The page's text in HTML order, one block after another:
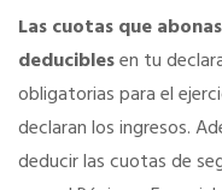
Despachos y
Consulados
Internacional
Las cuotas que
deduciblesen tu
obligatorias para el
declaran los ingresos.
deducir las cuotas de